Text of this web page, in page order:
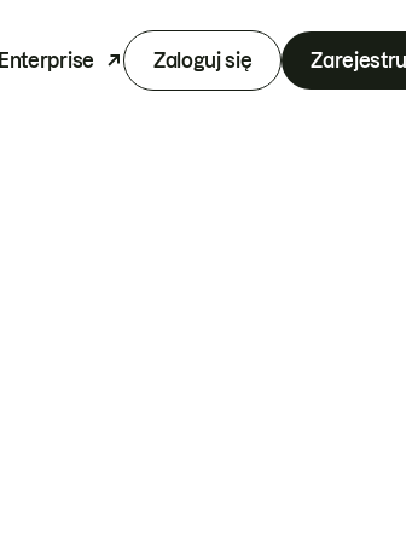
Enterprise Zaloguj się